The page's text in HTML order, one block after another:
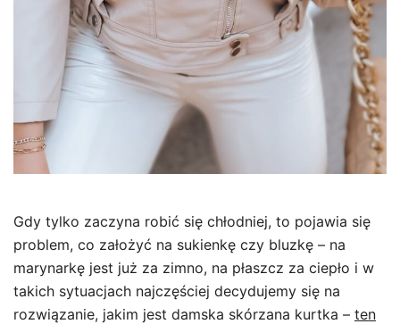
Gdy tylko zaczyna robić się chłodniej, to pojawia się
problem, co założyć na sukienkę czy bluzkę – na
marynarkę jest już za zimno, na płaszcz za ciepło i w
takich sytuacjach najczęściej decydujemy się na
rozwiązanie, jakim jest damska skórzana kurtka – ten